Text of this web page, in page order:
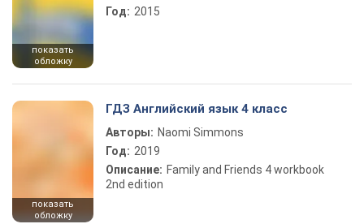
показать
обложку
Год: 2015
показать
обложку
ГДЗ Английский язык 4 класс
Авторы: Naomi Simmons
Год: 2019
Описание: Family and Friends 4 workbook
2nd edition